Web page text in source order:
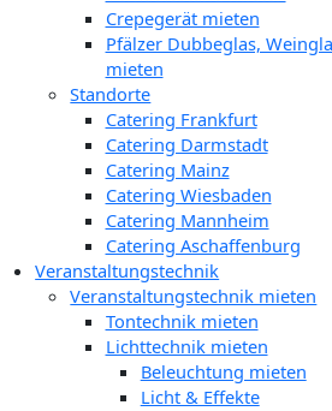
Crepegerät mieten
Pfälzer Dubbeglas,
mieten
Standorte
Catering Frankfurt
Catering Darmstadt
Catering Mainz
Catering Wiesbaden
Catering Mannheim
Catering Aschaffenburg
Veranstaltungstechnik
Veranstaltungstechnik mieten
Tontechnik mieten
Lichttechnik mieten
Beleuchtung mieten
Licht & Effekte